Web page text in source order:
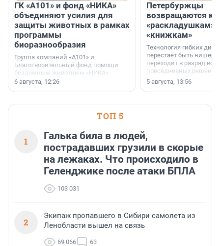
ГК «А101» и фонд «НИКА»
объединяют усилия для
защиты животных в рамках
программы
биоразнообразия
Группа компаний «А101» и
Благотворительный фонд помощи
бездомным животным «НИКА»
заключили соглашение о
6 августа, 12:26
Петербуржцы
возвращаются к
«раскладушкам»
«книжкам»
Технология гибких
перестает быть
переходит в разряд
повседневных
5 августа, 13:56
ТОП 5
1
Галька била в людей,
пострадавших грузили в скорые
на лежаках. Что происходило в
Геленджике после атаки БПЛА
103 031
2
Экипаж пропавшего в Сибири самолета из
Ленобласти вышел на связь
69 066 63